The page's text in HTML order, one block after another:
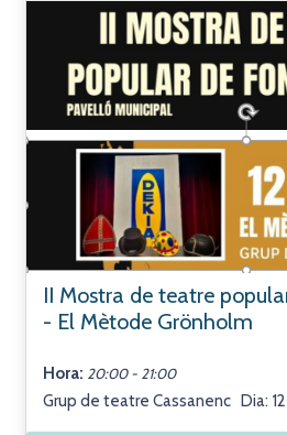
II Mostra de teatre
- El Mètode Grönholm
Hora: 20:00 - 21:00
Grup de teatre Cassanenc Dia: